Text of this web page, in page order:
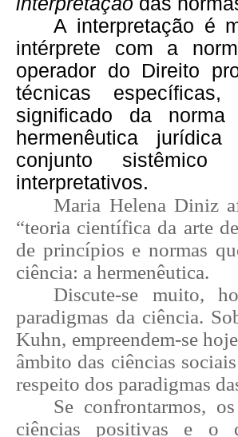
A interpretação é
intérprete com a
operador do Direito
técnicas
significado da
hermenêutica
conjunto
interpretativos.
Maria Helena Diniz
“teoria científica da arte
de princípios e normas
ciência: a hermenêutica.
Discute-se muito,
paradigmas da ciência.
Kuhn, empreendem-se
âmbito das ciências
respeito dos paradigmas
Se confrontarmos,
ciências positivas e o